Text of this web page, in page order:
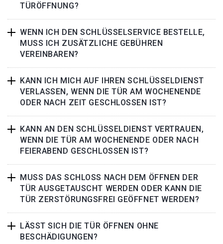
TÜRÖFFNUNG?
WENN ICH DEN SCHLÜSSELSERVICE BESTELLE,
MUSS ICH ZUSÄTZLICHE GEBÜHREN
VEREINBAREN?
KANN ICH MICH AUF IHREN SCHLÜSSELDIENST
VERLASSEN, WENN DIE TÜR AM WOCHENENDE
ODER NACH ZEIT GESCHLOSSEN IST?
KANN AN DEN SCHLÜSSELDIENST VERTRAUEN,
WENN DIE TÜR AM WOCHENENDE ODER NACH
FEIERABEND GESCHLOSSEN IST?
MUSS DAS SCHLOSS NACH DEM ÖFFNEN DER
TÜR AUSGETAUSCHT WERDEN ODER KANN DIE
TÜR ZERSTÖRUNGSFREI GEÖFFNET WERDEN?
LÄSST SICH DIE TÜR ÖFFNEN OHNE
BESCHÄDIGUNGEN?